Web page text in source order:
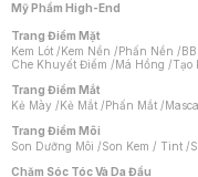
Mỹ Phẩm High-End
Trang Điểm Mặt
Kem Lót /Kem Nền /Phấn Nền /
Che Khuyết Điểm /Má Hồng /Tạo
Trang Điểm Mắt
Kẻ Mày /Kẻ Mắt /Phấn Mắt /
Trang Điểm Môi
Son Dưỡng Môi /Son Kem / Tint /
Chăm Sóc Tóc Và Da Đầu